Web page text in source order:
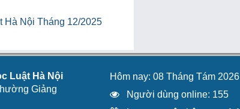
Nội Tháng 12/2025
Luật Hà Nội
Giảng
Hôm nay: 08 Tháng Tám 2026
Người dùng online: 155